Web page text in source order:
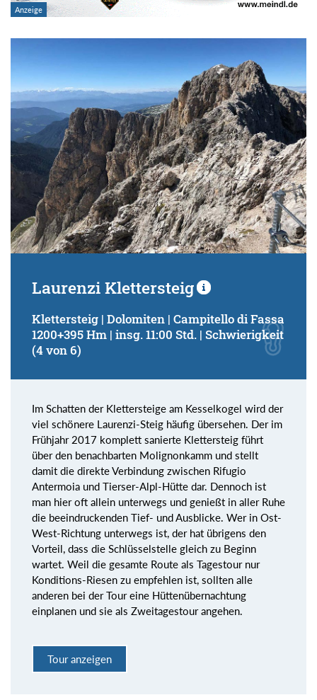
Laurenzi Klettersteig
Klettersteig | Dolomiten | Campitello di Fassa
1200+395 Hm | insg. 11:00 Std. | Schwierigkeit
(4 von 6)
Im Schatten der Klettersteige am Kesselkogel wird der
viel schönere Laurenzi-Steig häufig übersehen. Der im
Frühjahr 2017 komplett sanierte Klettersteig führt
über den benachbarten Molignonkamm und stellt
damit die direkte Verbindung zwischen Rifugio
Antermoia und Tierser-Alpl-Hütte dar. Dennoch ist
man hier oft allein unterwegs und genießt in aller Ruhe
die beeindruckenden Tief- und Ausblicke. Wer in Ost-
West-Richtung unterwegs ist, der hat übrigens den
Vorteil, dass die Schlüsselstelle gleich zu Beginn
wartet. Weil die gesamte Route als Tagestour nur
Konditions-Riesen zu empfehlen ist, sollten alle
anderen bei der Tour eine Hüttenübernachtung
einplanen und sie als Zweitagestour angehen.
Tour anzeigen